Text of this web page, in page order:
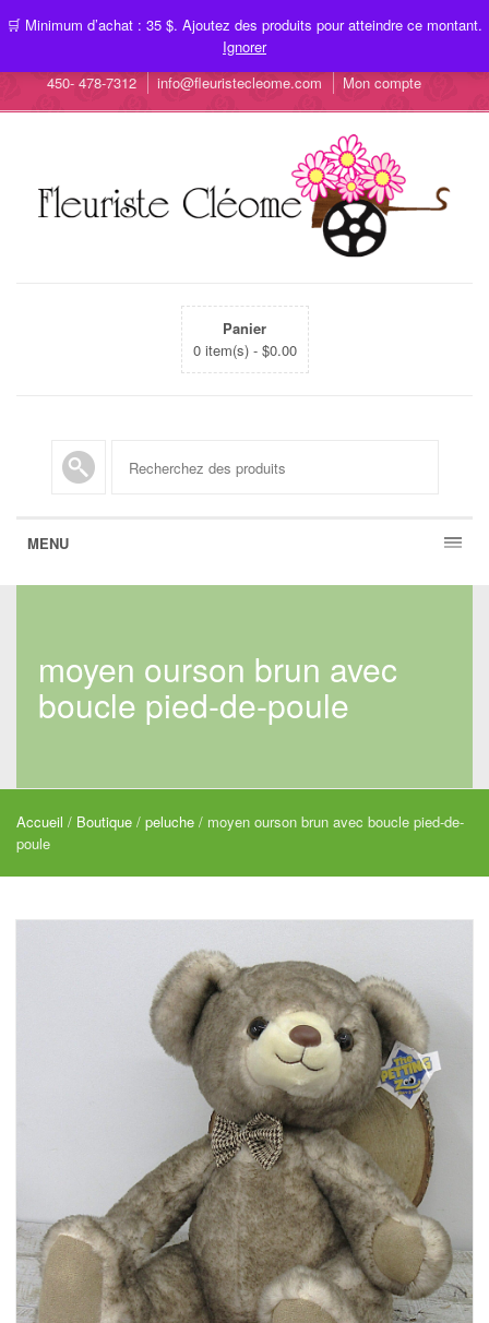
450- 478-7312 info@fleuristecleome.com Mon compte
Panier
0 item(s) - $0.00
MENU
moyen ourson brun avec
boucle pied-de-poule
Accueil / Boutique / peluche / moyen ourson brun avec boucle pied-de-
poule
🛒 Minimum d’achat : 35 $. Ajoutez des produits pour atteindre ce montant.
Ignorer